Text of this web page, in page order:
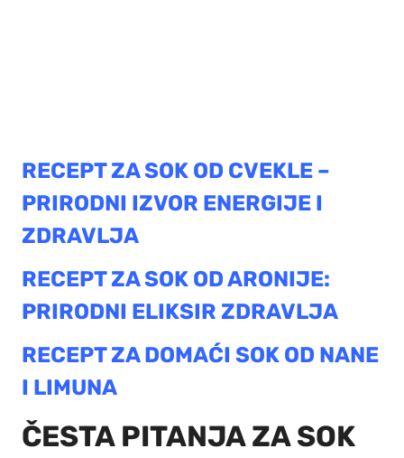
RECEPT ZA SOK OD CVEKLE –
PRIRODNI IZVOR ENERGIJE I
ZDRAVLJA
RECEPT ZA SOK OD ARONIJE:
PRIRODNI ELIKSIR ZDRAVLJA
RECEPT ZA DOMAĆI SOK OD NANE
I LIMUNA
ČESTA PITANJA ZA SOK